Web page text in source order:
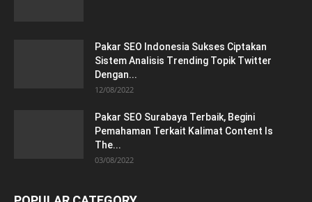
Pakar SEO Indonesia Sukses Ciptakan
Sistem Analisis Trending Topik Twitter
Dengan...
12/08/2022
Pakar SEO Surabaya Terbaik, Begini
Pemahaman Terkait Kalimat Content Is
The...
03/08/2022